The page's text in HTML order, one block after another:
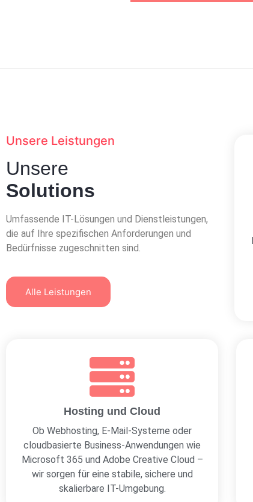
Unsere Leistungen
Unsere
Solutions
Umfassende IT-Lösungen und Dienstleistungen,
die auf Ihre spezifischen Anforderungen und
Bedürfnisse zugeschnitten sind.
Alle Leistungen
Hosting und Cloud
Ob Webhosting, E-Mail-Systeme oder
cloudbasierte Business-Anwendungen wie
Microsoft 365 und Adobe Creative Cloud –
wir sorgen für eine stabile, sichere und
skalierbare IT-Umgebung.